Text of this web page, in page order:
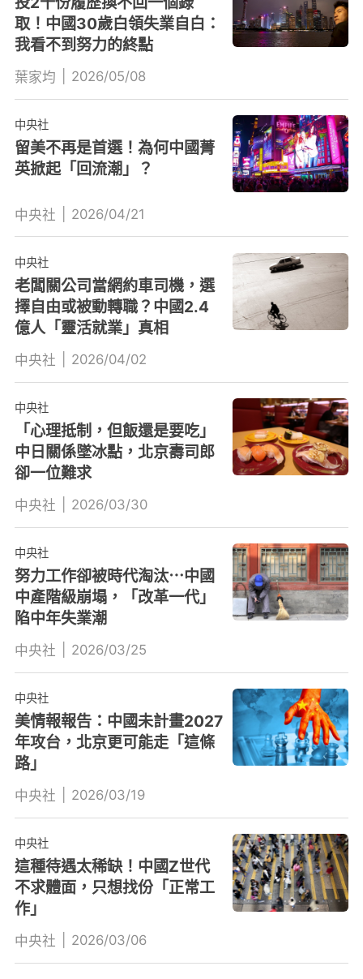
取！中國30歲白領失業自白：
我看不到努力的終點
葉家均 2026/05/08
中央社
留美不再是首選！為何中國菁
英掀起「回流潮」？
中央社 2026/04/21
中央社
老闆關公司當網約車司機，選
擇自由或被動轉職？中國2.4
億人「靈活就業」真相
中央社 2026/04/02
中央社
「心理抵制，但飯還是要吃」
中日關係墜冰點，北京壽司郎
卻一位難求
中央社 2026/03/30
中央社
努力工作卻被時代淘汰⋯中國
中產階級崩塌，「改革一代」
陷中年失業潮
中央社 2026/03/25
中央社
美情報報告：中國未計畫2027
年攻台，北京更可能走「這條
路」
中央社 2026/03/19
中央社
這種待遇太稀缺！中國Z世代
不求體面，只想找份「正常工
作」
中央社 2026/03/06